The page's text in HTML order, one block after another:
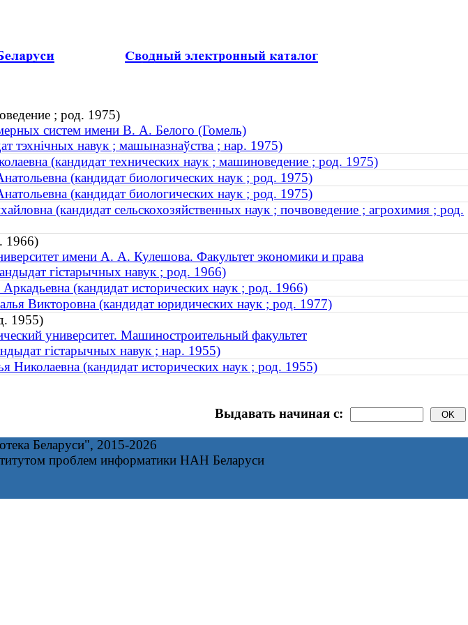
; род. 1975)
систем имени В. А. Белого (Гомель)
тэхнічных навук ; машыназнаўства ; нар. 1975)
(кандидат технических наук ; машиноведение ; род. 1975)
(кандидат биологических наук ; род. 1975)
(кандидат биологических наук ; род. 1975)
(кандидат сельскохозяйственных наук ; почвоведение ; агрохимия ; род.
1966)
имени А. А. Кулешова. Факультет экономики и права
гістарычных навук ; род. 1966)
(кандидат исторических наук ; род. 1966)
Викторовна (кандидат юридических наук ; род. 1977)
1955)
университет. Машиностроительный факультет
гістарычных навук ; нар. 1955)
Николаевна (кандидат исторических наук ; род. 1955)
Выдавать начиная с:
Беларуси", 2015-2026
проблем информатики НАН Беларуси